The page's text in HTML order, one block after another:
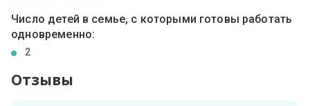
Число детей в семье, с которыми готовы работать
одновременно:
2
Отзывы